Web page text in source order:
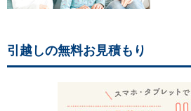
引越しの無料お見積もり